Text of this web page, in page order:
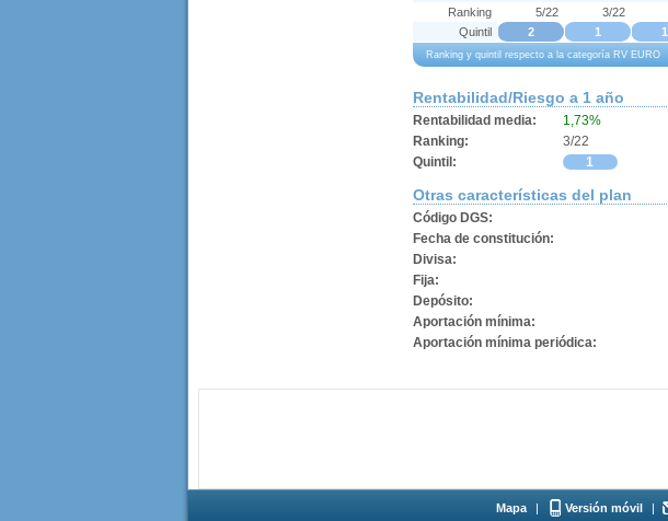
Ranking y quintil respecto a la categoría RV EURO
Ranking
5/22 3/22
Quintil
2 1 1
Rentabilidad/Riesgo a 1 año
Rentabilidad media:
1,73%
Ranking:
3/22
Quintil:
1
Otras características del plan
Código DGS:
Fecha de constitución:
Divisa:
Fija:
Depósito:
Aportación mínima:
Aportación mínima periódica:
Mapa | Versión móvil |